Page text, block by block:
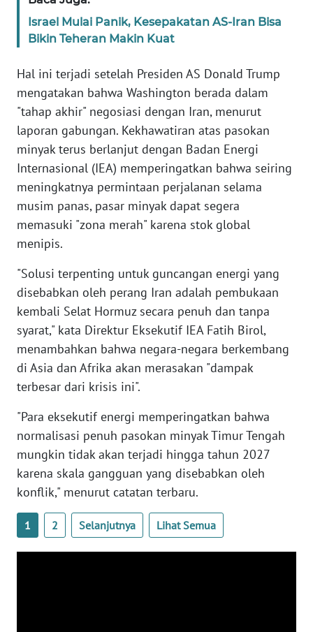
Israel Mulai Panik, Kesepakatan AS-Iran Bisa
Bikin Teheran Makin Kuat
Hal ini terjadi setelah Presiden AS Donald Trump
mengatakan bahwa Washington berada dalam
"tahap akhir" negosiasi dengan Iran, menurut
laporan gabungan. Kekhawatiran atas pasokan
minyak terus berlanjut dengan Badan Energi
Internasional (IEA) memperingatkan bahwa seiring
meningkatnya permintaan perjalanan selama
musim panas, pasar minyak dapat segera
memasuki "zona merah" karena stok global
menipis.
"Solusi terpenting untuk guncangan energi yang
disebabkan oleh perang Iran adalah pembukaan
kembali Selat Hormuz secara penuh dan tanpa
syarat," kata Direktur Eksekutif IEA Fatih Birol,
menambahkan bahwa negara-negara berkembang
di Asia dan Afrika akan merasakan "dampak
terbesar dari krisis ini".
"Para eksekutif energi memperingatkan bahwa
normalisasi penuh pasokan minyak Timur Tengah
mungkin tidak akan terjadi hingga tahun 2027
karena skala gangguan yang disebabkan oleh
konflik," menurut catatan terbaru.
1 2 Selanjutnya Lihat Semua
WN
BANTEN
WN
WN
KEPRI
WN
PAPUA
WN
PAPUA
BARAT
WN
RIAU
SERAMBI
WN
SULTRA
WN
NTB
WN